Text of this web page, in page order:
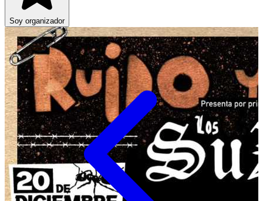
Soy organizador